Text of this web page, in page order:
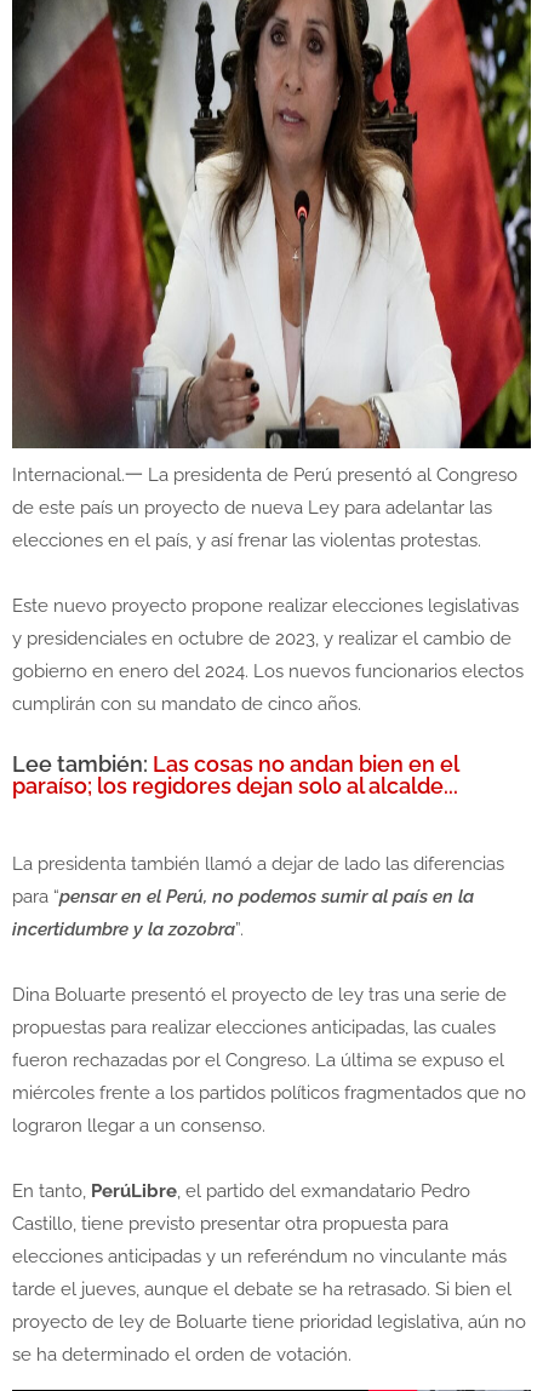
Internacional.一 La presidenta de Perú presentó al Congreso
de este país un proyecto de nueva Ley para adelantar las
elecciones en el país, y así frenar las violentas protestas.
Este nuevo proyecto propone realizar elecciones legislativas
y presidenciales en octubre de 2023, y realizar el cambio de
gobierno en enero del 2024. Los nuevos funcionarios electos
cumplirán con su mandato de cinco años.
Lee también: Las cosas no andan bien en el
paraíso; los regidores dejan solo al alcalde...
La presidenta también llamó a dejar de lado las diferencias
para “pensar en el Perú, no podemos sumir al país en la
incertidumbre y la zozobra”.
Dina Boluarte presentó el proyecto de ley tras una serie de
propuestas para realizar elecciones anticipadas, las cuales
fueron rechazadas por el Congreso. La última se expuso el
miércoles frente a los partidos políticos fragmentados que no
lograron llegar a un consenso.
En tanto, PerúLibre, el partido del exmandatario Pedro
Castillo, tiene previsto presentar otra propuesta para
elecciones anticipadas y un referéndum no vinculante más
tarde el jueves, aunque el debate se ha retrasado. Si bien el
proyecto de ley de Boluarte tiene prioridad legislativa, aún no
se ha determinado el orden de votación.